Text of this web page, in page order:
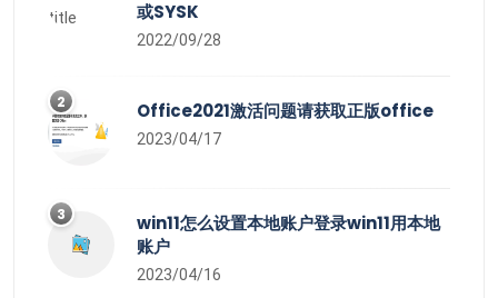
或SYSK
2022/09/28
2 Office2021激活问题请获取正版office
2023/04/17
3
win11怎么设置本地账户登录win11用本地
账户
2023/04/16